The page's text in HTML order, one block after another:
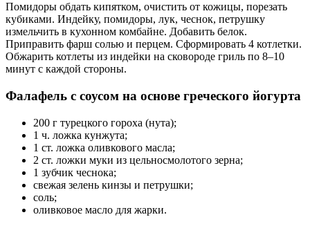
Помидоры обдать кипятком, очистить от кожицы, порезать
кубиками. Индейку, помидоры, лук, чеснок, петрушку
измельчить в кухонном комбайне. Добавить белок.
Приправить фарш солью и перцем. Сформировать 4 котлетки.
Обжарить котлеты из индейки на сковороде гриль по 8–10
минут с каждой стороны.
Фалафель с соусом на основе греческого йогурта
200 г турецкого гороха (нута);
1 ч. ложка кунжута;
1 ст. ложка оливкового масла;
2 ст. ложки муки из цельносмолотого зерна;
1 зубчик чеснока;
свежая зелень кинзы и петрушки;
соль;
оливковое масло для жарки.